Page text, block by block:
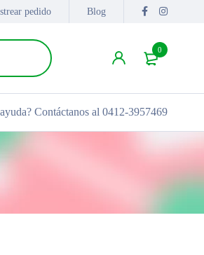
pedido Blog
0
Contáctanos al 0412-3957469